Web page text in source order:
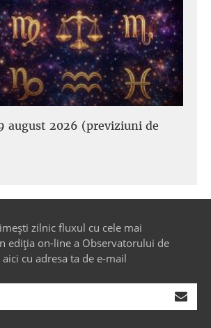
august 2026 (previziuni de
zilnic fluxul cu cele mai
ediția on-line a Observatorului de
cu adresa ta de e-mail